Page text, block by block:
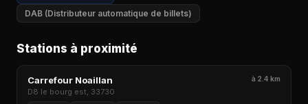
DAB (Distributeur automatique de billets)
Stations à proximité
Carrefour Noaillan à 2.4 km
D8 le bourg est, 33730